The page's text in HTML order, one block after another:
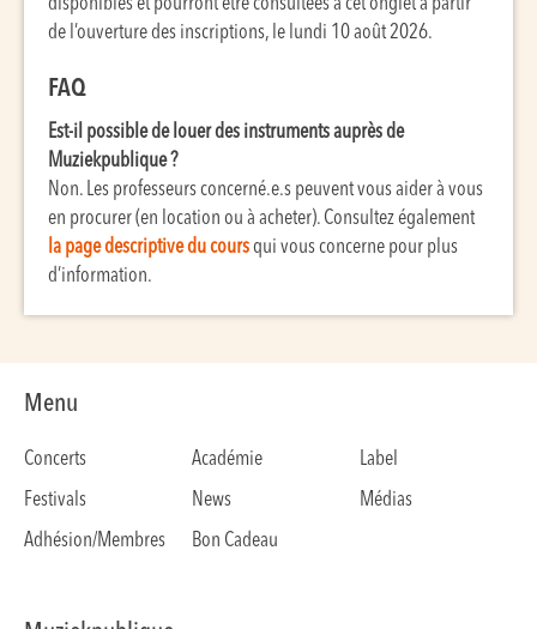
disponibles et pourront être consultées à cet onglet à partir
de l’ouverture des inscriptions, le lundi 10 août 2026.
FAQ
Est-il possible de louer des instruments auprès de
Muziekpublique ?
Non. Les professeurs concerné.e.s peuvent vous aider à vous
en procurer (en location ou à acheter). Consultez également
la page descriptive du coursqui vous concerne pour plus
d’information.
Menu
Concerts Académie
Label
Festivals
News
Médias
Adhésion/Membres
Bon Cadeau